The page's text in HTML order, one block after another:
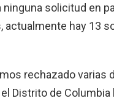
ninguna solicitud en
actualmente hay 13
rechazado
Distrito de